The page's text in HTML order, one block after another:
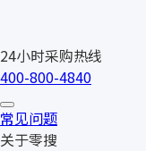
24小时采购热线
400-800-4840
常见问题
关于零搜